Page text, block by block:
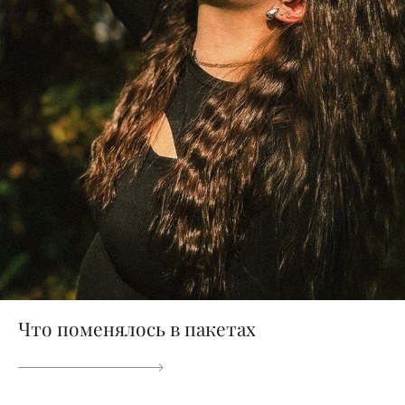
Что поменялось в пакетах